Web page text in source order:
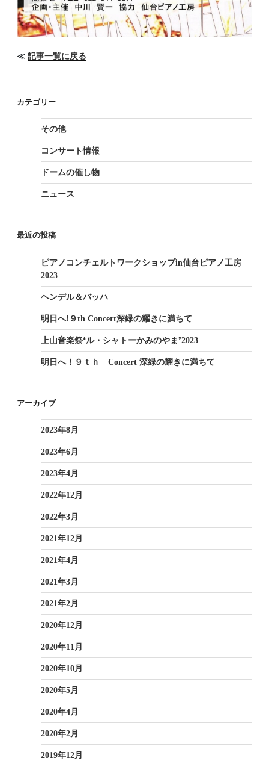
≪ 記事一覧に戻る
カテゴリー
その他
コンサート情報
ドームの催し物
ニュース
最近の投稿
ピアノコンチェルトワークショップin仙台ピアノ工房
2023
ヘンデル＆バッハ
明日へ!９th Concert深緑の耀きに満ちて
上山音楽祭❛ル・シャトーかみのやま❜2023
明日へ！９ｔｈ Concert 深緑の耀きに満ちて
アーカイブ
2023年8月
2023年6月
2023年4月
2022年12月
2022年3月
2021年12月
2021年4月
2021年3月
2021年2月
2020年12月
2020年11月
2020年10月
2020年5月
2020年4月
2020年2月
2019年12月